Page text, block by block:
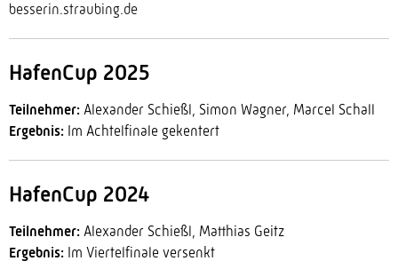
besserin.straubing.de
HafenCup 2025
Teilnehmer: Alexander Schießl, Simon Wagner, Marcel Schall
Ergebnis: Im Achtelfinale gekentert
HafenCup 2024
Teilnehmer: Alexander Schießl, Matthias Geitz
Ergebnis: Im Viertelfinale versenkt